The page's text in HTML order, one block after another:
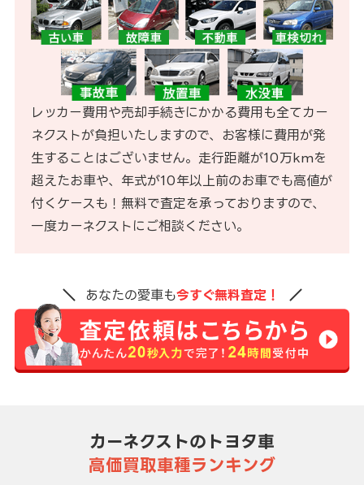
レッカー費用や売却手続きにかかる費用も全てカー
ネクストが負担いたしますので、お客様に費用が発
生することはございません。走行距離が10万kmを
超えたお車や、年式が10年以上前のお車でも高値が
付くケースも！無料で査定を承っておりますので、
一度カーネクストにご相談ください。
あなたの愛車も今すぐ無料査定！
カーネクストのトヨタ車
高価買取車種ランキング